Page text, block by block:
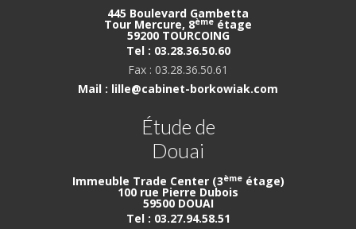
445 Boulevard Gambetta
Tour Mercure, 8ème étage
59200 TOURCOING
Tel : 03.28.36.50.60
Fax : 03.28.36.50.61
Mail : lille@cabinet-borkowiak.com
Étude de
Douai
Immeuble Trade Center (3èmeétage)
100 rue Pierre Dubois
59500 DOUAI
Tel : 03.27.94.58.51